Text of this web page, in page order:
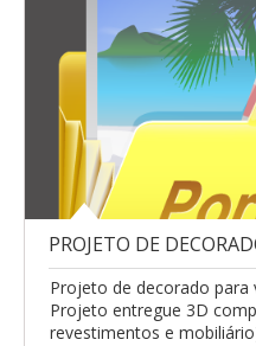
PROJETO DE
Projeto de decorado para
Projeto entregue 3D
revestimentos e